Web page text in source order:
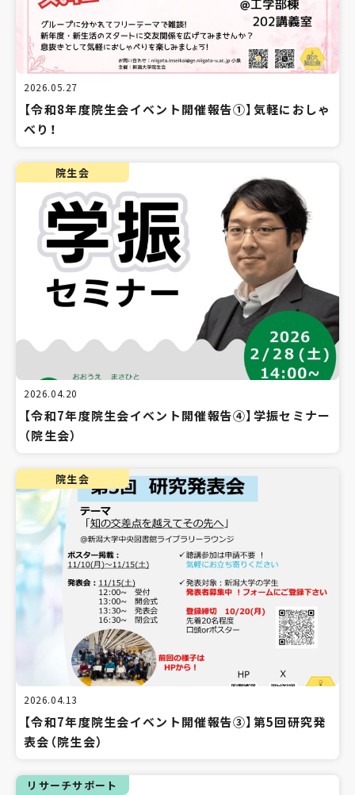
2026.05.27
【令和8年度院生会イベント開催報告①】気軽におしゃ
べり！
院生会
2026.04.20
【令和7年度院生会イベント開催報告④】学振セミナー
（院生会）
院生会
2026.04.13
【令和7年度院生会イベント開催報告③】第5回研究発
表会（院生会）
リサーチサポート